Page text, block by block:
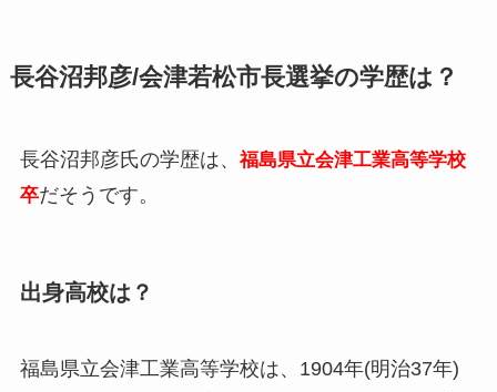
長谷沼邦彦/会津若松市長選挙の学歴は？
長谷沼邦彦氏の学歴は、福島県立会津工業高等学校
卒だそうです。
出身高校は？
福島県立会津工業高等学校は、1904年(明治37年)